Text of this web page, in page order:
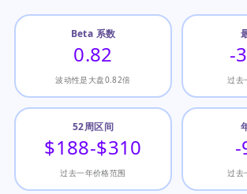
Beta 系数
0.82
波动性是大盘0.82倍
-
过去
52周区间
$188-$310
过去一年价格范围
-
过去